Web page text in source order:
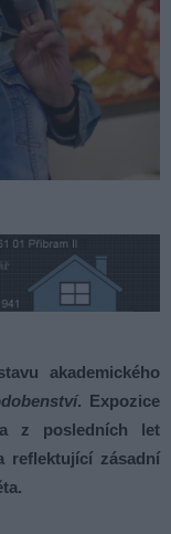
akademického
. Expozice
z posledních let
reflektující zásadní